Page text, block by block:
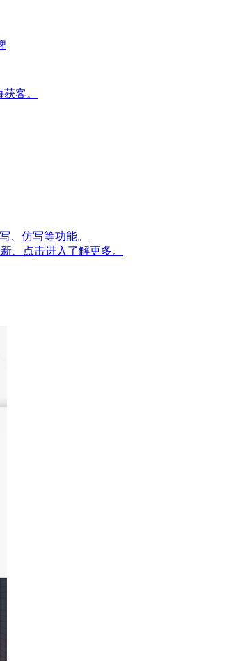
客。
、仿写等功能。
、点击进入了解更多。